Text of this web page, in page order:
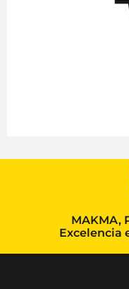
MAKMA,
Excelencia